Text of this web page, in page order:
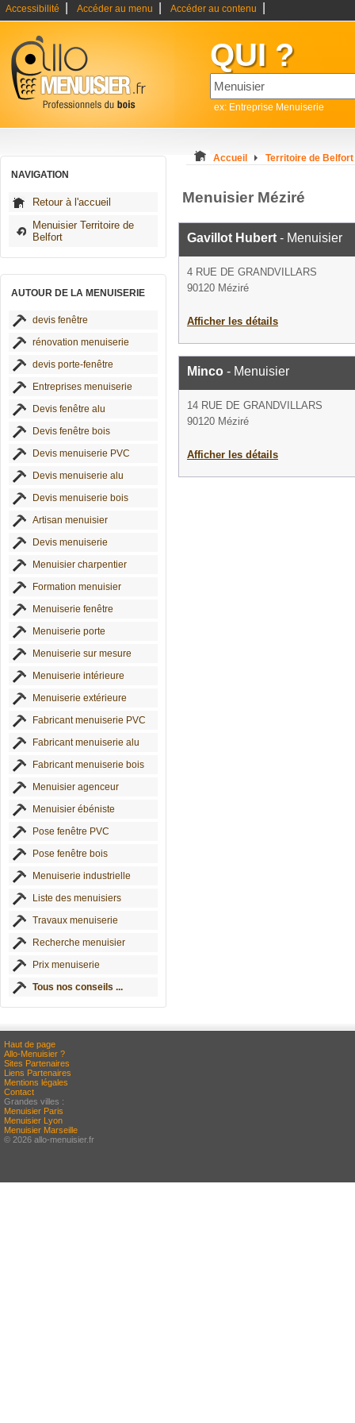
Accessibilité Accéder au menu Accéder au contenu
QUI ?
ex: Entreprise Menuiserie
NAVIGATION
Retour à l'accueil
Menuisier Territoire de
Belfort
AUTOUR DE LA MENUISERIE
devis fenêtre
rénovation menuiserie
devis porte-fenêtre
Entreprises menuiserie
Devis fenêtre alu
Devis fenêtre bois
Devis menuiserie PVC
Devis menuiserie alu
Devis menuiserie bois
Artisan menuisier
Devis menuiserie
Menuisier charpentier
Formation menuisier
Menuiserie fenêtre
Menuiserie porte
Menuiserie sur mesure
Menuiserie intérieure
Menuiserie extérieure
Fabricant menuiserie PVC
Fabricant menuiserie alu
Fabricant menuiserie bois
Menuisier agenceur
Menuisier ébéniste
Pose fenêtre PVC
Pose fenêtre bois
Menuiserie industrielle
Liste des menuisiers
Travaux menuiserie
Recherche menuisier
Prix menuiserie
Tous nos conseils ...
Accueil Territoire de Belfort
Menuisier Méziré
Gavillot Hubert - Menuisier
4 RUE DE GRANDVILLARS
90120 Méziré
Afficher les détails
Minco - Menuisier
14 RUE DE GRANDVILLARS
90120 Méziré
Afficher les détails
Haut de page
Allo-Menuisier ?
Sites Partenaires
Liens Partenaires
Mentions légales
Contact
Grandes villes :
Menuisier Paris
Menuisier Lyon
Menuisier Marseille
© 2026 allo-menuisier.fr